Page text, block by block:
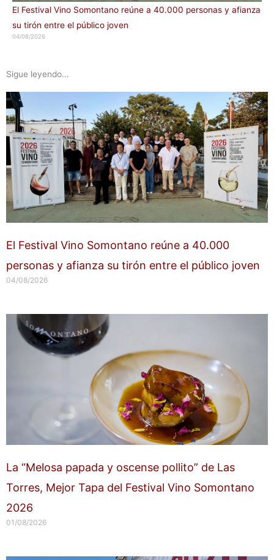
El Festival Vino Somontano reúne a 40.000 personas y afianza
su tirón entre el público joven
04/08/2026
Sigue leyendo...
El Festival Vino Somontano reúne a 40.000
personas y afianza su tirón entre el público joven
04/08/2026
La “Melosa papada y oscense pollito” de Las
Torres, Mejor Tapa del Festival Vino Somontano
2026
01/08/2026